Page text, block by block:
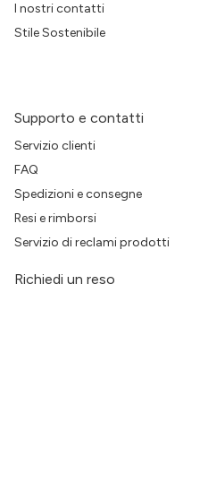
I nostri contatti
Stile Sostenibile
Supporto e contatti
Servizio clienti
FAQ
Spedizioni e consegne
Resi e rimborsi
Servizio di reclami prodotti
Richiedi un reso